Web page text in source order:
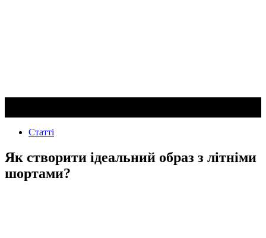
Статті
Як створити ідеальний образ з літніми
шортами?